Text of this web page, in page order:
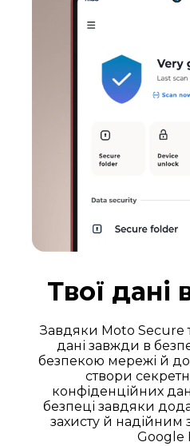
Твої дані
Завдяки Moto Secure
дані завжди в
безпекою мережі й
створи
конфіденційних
безпеці завдяки
захисту й надійним
Google